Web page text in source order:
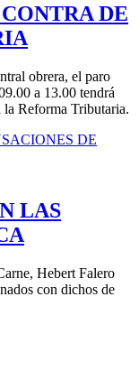
DE
obrera, el paro
a 13.00 tendrá
Reforma Tributaria.
LAS
Hebert Falero
con dichos de